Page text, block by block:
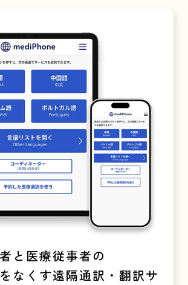
と医療従事者の
なくす遠隔通訳・翻訳サ